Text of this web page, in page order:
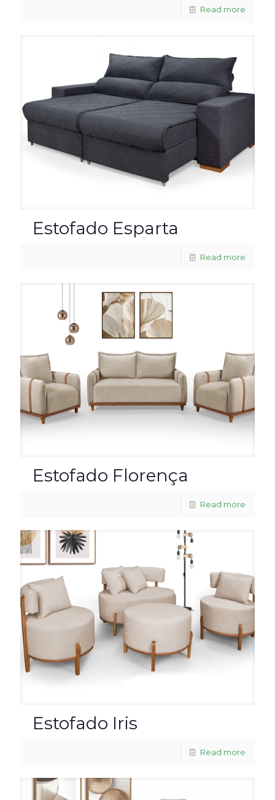
Read more
Estofado Esparta
Read more
Estofado Florença
Read more
Estofado Iris
Read more